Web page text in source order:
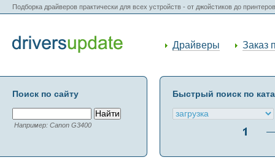
Подборка драйверов практически для всех устройств - от джойстиков до
Драйверы Заказ
Поиск по сайту
Например: Canon G3400
Быстрый поиск по